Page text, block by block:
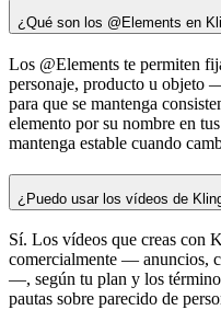
¿Qué son los @Elements en
Los @Elements te permiten
personaje, producto u objeto
para que se mantenga
elemento por su nombre en
mantenga estable cuando
¿Puedo usar los vídeos de
Sí. Los vídeos que creas con
comercialmente — anuncios,
—, según tu plan y los
pautas sobre parecido de